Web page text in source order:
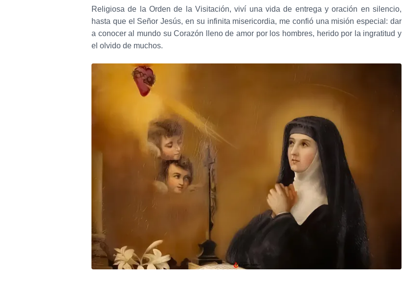
Religiosa de la Orden de la Visitación, viví una vida de entrega y oración en silencio,
hasta que el Señor Jesús, en su infinita misericordia, me confió una misión especial: dar
a conocer al mundo su Corazón lleno de amor por los hombres, herido por la ingratitud y
el olvido de muchos.